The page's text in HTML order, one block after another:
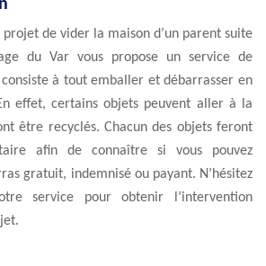
projet de vider la maison d’un parent suite
du Var vous propose un service de
à tout emballer et débarrasser en
effet, certains objets peuvent aller à la
être recyclés. Chacun des objets feront
afin de connaître si vous pouvez
gratuit, indemnisé ou payant. N’hésitez
service pour obtenir l’intervention